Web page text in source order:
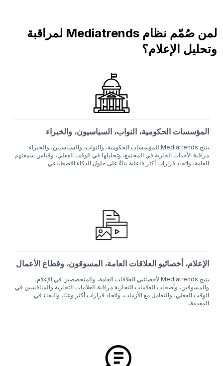
لمن صُمّم نظام Mediatrends لمراقبة
وتحليل الإعلام؟
المؤسسات الحكومية، النواب، السياسيون، والخبراء
يتيح Mediatrends للمؤسسات الحكومية، والنواب، والسياسيين، والخبراء
مراقبة الأحداث الجارية في المجتمع، وتحليلها في الوقت الفعلي، وقياس سمعتهم
العامة، واتخاذ قرارات أكثر فاعلية بناءً على حلول الذكاء الاصطناعي.
الإعلام، أخصائيو العلاقات العامة، المسوقون، وقطاع الأعمال
يتيح Mediatrends لأخصائيي العلاقات العامة، والمتخصصين في الإعلام،
والمسوقين، وأصحاب العلامات التجارية مراقبة العلامات التجارية والمنافسين في
الوقت الفعلي، والتعامل مع الأزمات، واتخاذ قرارات أكثر وعيًا، والبقاء في
المقدمة.